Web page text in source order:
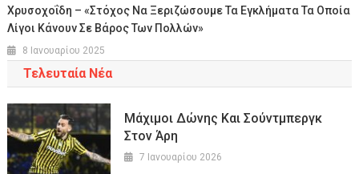
Χρυσοχοΐδη – «Στόχος Να Ξεριζώσουμε Τα Εγκλήματα Τα Οποία
Λίγοι Κάνουν Σε Βάρος Των Πολλών»
8 Ιανουαρίου 2025
Τελευταία Νέα
Μάχιμοι Δώνης Και Σούντμπεργκ
Στον Άρη
7 Ιανουαρίου 2026